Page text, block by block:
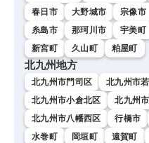
春日市
大野城市 宗像市
糸島市
那珂川市 宇美町
新宮町
久山町 粕屋町
北九州地方
北九州市門司区 北九州市
北九州市小倉北区
北九州
北九州市八幡西区
行橋市
水巻町
岡垣町 遠賀町